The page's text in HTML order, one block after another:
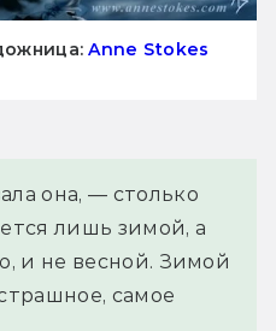
Anne Stokes
она, — столько
лишь зимой, а
и не весной. Зимой
самое